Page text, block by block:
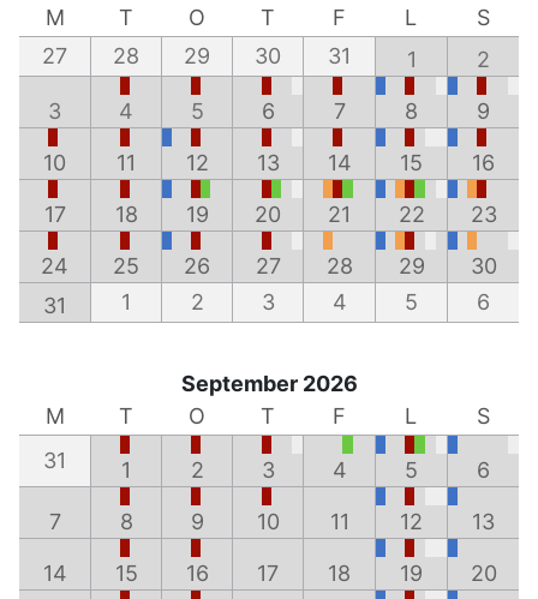
M
T O T F L
S
27
28 29 30 31 1 2
3 4 5 6 7 8 9
10 11 12 13 14 15 16
17 18 19 20 21 22 23
24 25 26 27 28 29
30
31
1 2 3 4 5 6
September 2026
M
T O T F L
S
31
1 2 3 4 5 6
7 8 9 10 11 12 13
14 15 16 17 18 19 20